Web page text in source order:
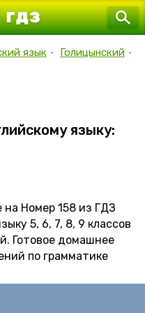
язык • Голицынский •
языку:
Номер 158 из ГДЗ
5, 6, 7, 8, 9 классов
Готовое домашнее
по грамматике